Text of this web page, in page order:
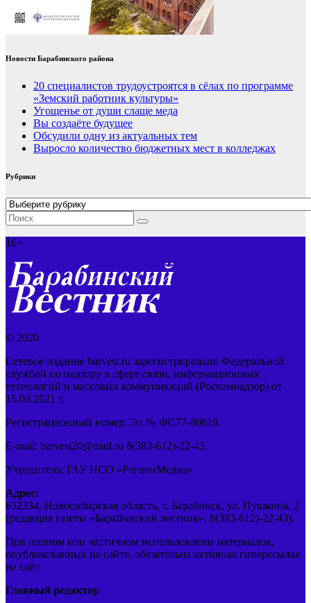
Новости Барабинского района
20 специалистов трудоустроятся в сёлах по программе
«Земский работник культуры»
Угощенье от души слаще меда
Вы создаёте будущее
Обсудили одну из актуальных тем
Выросло количество бюджетных мест в колледжах
Рубрики
Рубрики
16+
© 2020
Сетевое издание barvest.ru зарегистрировано Федеральной
службой по надзору в сфере связи, информационных
технологий и массовых коммуникаций (Роскомнадзор) от
15.03.2021 г.
Регистрационный номер: Эл № ФС77-80619.
E-mail: barvest20@mail.ru 8(383-612)-22-43.
Учредитель: ГАУ НСО «РегионМедиа»
Адрес:
632334, Новосибирская область, г. Барабинск, ул. Пушкина, 2
(редакция газеты «Барабинский вестник», 8(383-612)-22-43).
При полном или частичном использовании материалов,
опубликованных на сайте, обязательна активная гиперссылка
на сайт
Главный редактор